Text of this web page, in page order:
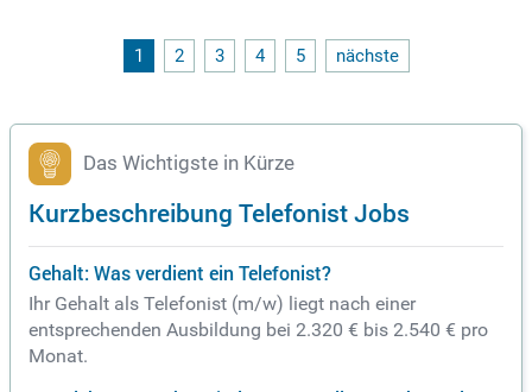
1 2 3 4 5 nächste
Das Wichtigste in Kürze
Kurzbeschreibung Telefonist Jobs
Gehalt: Was verdient ein Telefonist?
Ihr Gehalt als Telefonist (m/w) liegt nach einer
entsprechenden Ausbildung bei 2.320 € bis 2.540 € pro
Monat.